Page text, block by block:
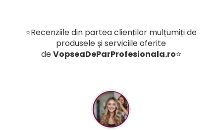
⭐Recenziile din partea clienților mulțumiți de
produsele și serviciile oferite
deVopseaDeParProfesionala.ro⭐